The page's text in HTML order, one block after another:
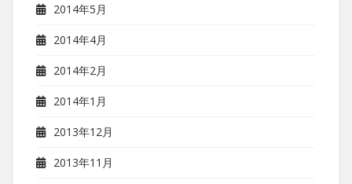
2014年5月
2014年4月
2014年2月
2014年1月
2013年12月
2013年11月